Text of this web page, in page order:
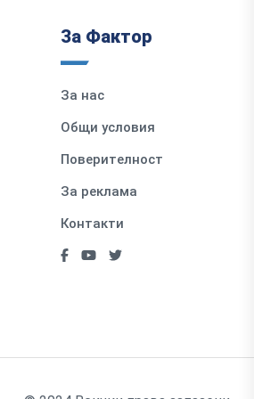
За Фактор
За нас
Общи условия
Поверителност
За реклама
Контакти